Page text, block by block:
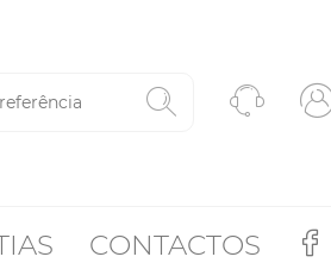
CONTACTOS